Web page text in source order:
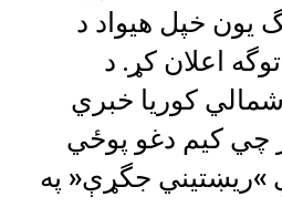
یون خپل هیواد د
اعلان کړ. د
کوريا خبري
چي کیم دغو پوځي
»ریښتیني جگړې« په